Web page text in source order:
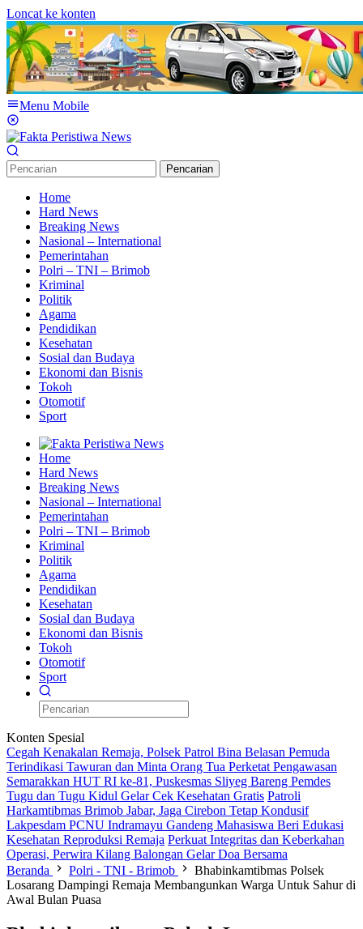
Loncat ke konten
Menu Mobile
Pencarian
Home
Hard News
Breaking News
Nasional – International
Pemerintahan
Polri – TNI – Brimob
Kriminal
Politik
Agama
Pendidikan
Kesehatan
Sosial dan Budaya
Ekonomi dan Bisnis
Tokoh
Otomotif
Sport
Home
Hard News
Breaking News
Nasional – International
Pemerintahan
Polri – TNI – Brimob
Kriminal
Politik
Agama
Pendidikan
Kesehatan
Sosial dan Budaya
Ekonomi dan Bisnis
Tokoh
Otomotif
Sport
Konten Spesial
Cegah Kenakalan Remaja, Polsek Patrol Bina Belasan Pemuda
Terindikasi Tawuran dan Minta Orang Tua Perketat Pengawasan
Semarakkan HUT RI ke-81, Puskesmas Sliyeg Bareng Pemdes
Tugu dan Tugu Kidul Gelar Cek Kesehatan Gratis Patroli
Harkamtibmas Brimob Jabar, Jaga Cirebon Tetap Kondusif
Lakpesdam PCNU Indramayu Gandeng Mahasiswa Beri Edukasi
Kesehatan Reproduksi Remaja Perkuat Integritas dan Keberkahan
Operasi, Perwira Kilang Balongan Gelar Doa Bersama
Beranda
Polri - TNI - Brimob
Bhabinkamtibmas Polsek
Losarang Dampingi Remaja Membangunkan Warga Untuk Sahur di
Awal Bulan Puasa